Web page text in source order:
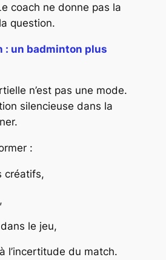
coach ne donne pas la
question.
: un badminton plus
n’est pas une mode.
silencieuse dans la
:
créatifs,
le jeu,
l’incertitude du match.